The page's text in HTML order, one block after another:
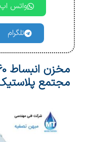
واتس اپ
تلگرام
مجتمع